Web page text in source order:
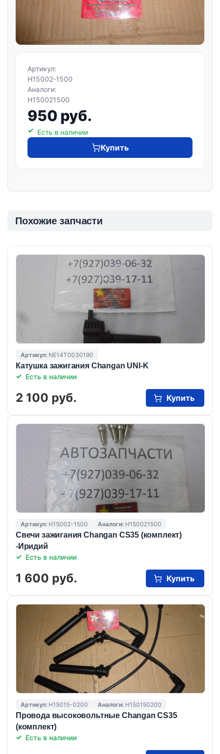
Артикул:
H15002-1500
Аналоги:
H150021500
950 руб.
Есть в наличии
Купить
Похожие запчасти
Артикул: NE14T0030190
Катушка зажигания Changan UNI-K
Есть в наличии
2 100 руб. Купить
Артикул: H15002-1500 Аналоги: H150021500
Свечи зажигания Changan CS35 (комплект)
-Иридий
Есть в наличии
1 600 руб. Купить
Артикул: H15015-0200 Аналоги: H150150200
Провода высоковольтные Changan CS35
(комплект)
Есть в наличии